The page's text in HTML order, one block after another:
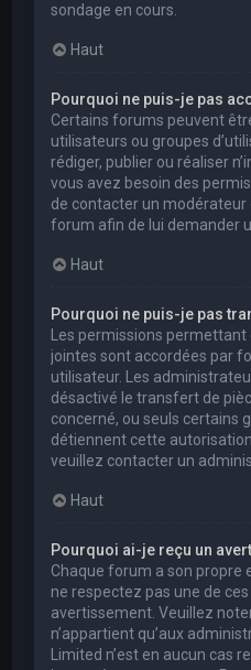
sondage en cours.
Haut
Pourquoi ne puis-je pas
Certains forums peuvent
utilisateurs ou groupes
rédiger, publier ou réaliser
vous avez besoin des
de contacter un
forum afin de lui demander
Haut
Pourquoi ne puis-je pas
Les permissions
jointes sont accordées par
utilisateur. Les
désactivé le transfert de
concerné, ou seuls certains
détiennent cette
veuillez contacter un
Haut
Pourquoi ai-je reçu un
Chaque forum a son propre
ne respectez pas une de
avertissement. Veuillez
n’appartient qu’aux
Limited n’est en aucun cas